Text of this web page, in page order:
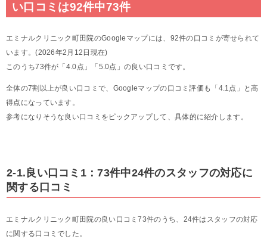
い口コミは92件中73件
エミナルクリニック町田院のGoogleマップには、92件の口コミが寄せられて
います。(2026年2月12日現在)
このうち73件が「4.0点」「5.0点」の良い口コミです。
全体の7割以上が良い口コミで、Googleマップの口コミ評価も「4.1点」と高
得点になっています。
参考になりそうな良い口コミをピックアップして、具体的に紹介します。
2-1.良い口コミ1：73件中24件のスタッフの対応に
関する口コミ
エミナルクリニック町田院の良い口コミ73件のうち、24件はスタッフの対応
に関する口コミでした。